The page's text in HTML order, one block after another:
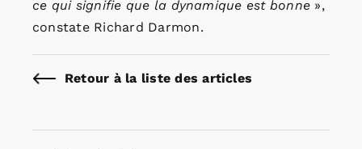
ce qui signifie que la dynamique est bonne »,
constate Richard Darmon.
Retour à la liste des articles